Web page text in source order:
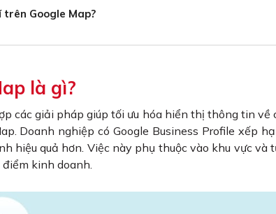
Google Map?
là gì?
các giải pháp giúp tối ưu hóa hiển thị thông tin về
Doanh nghiệp có Google Business Profile xếp
hiệu quả hơn. Việc này phụ thuộc vào khu vực và
kinh doanh.